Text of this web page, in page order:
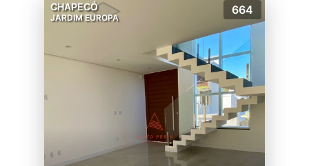
CHAPECÓ
JARDIM EUROPA
664